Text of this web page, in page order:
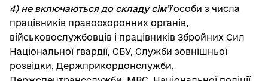
4) не включаються до складу сім’їособи з числа
працівників правоохоронних органів,
військовослужбовців і працівників Збройних Сил
Національної гвардії, СБУ, Служби зовнішньої
розвідки, Держприкордонслужби,